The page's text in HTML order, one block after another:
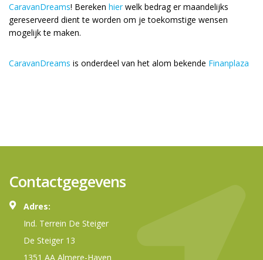
CaravanDreams! Bereken hierwelk bedrag er maandelijks
gereserveerd dient te worden om je toekomstige wensen
mogelijk te maken.
CaravanDreams is onderdeel van het alom bekende Finanplaza
Contactgegevens
Adres:
Ind. Terrein De Steiger
De Steiger 13
1351 AA Almere-Haven